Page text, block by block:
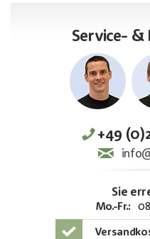
Service-
+49
Sie
Mo.-Fr.: